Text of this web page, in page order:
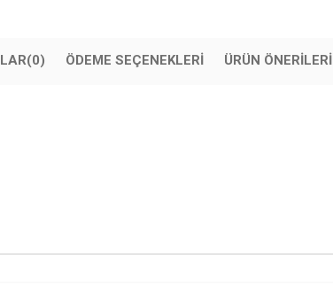
(0) ÖDEME SEÇENEKLERI ÜRÜN ÖNERILERI